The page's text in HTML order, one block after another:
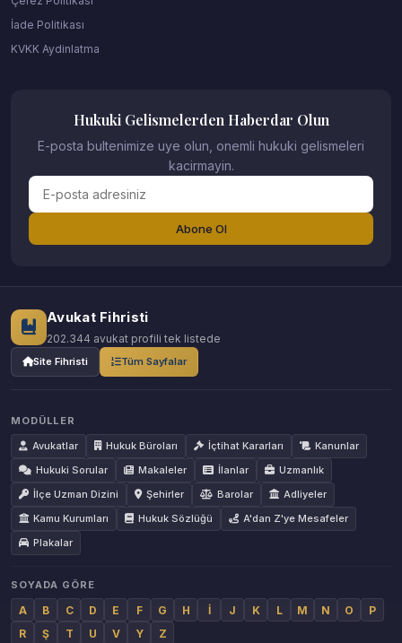
İade Politikası
KVKK Aydinlatma
Hukuki Gelismelerden Haberdar Olun
E-posta bultenimize uye olun, onemli hukuki gelismeleri
kacirmayin.
Abone Ol
Avukat Fihristi
202.344 avukat profili tek listede
Site Fihristi Tüm Sayfalar
MODÜLLER
Avukatlar
Hukuk Büroları İçtihat Kararları
Kanunlar
Hukuki Sorular
Makaleler İlanlar
Uzmanlık
İlçe Uzman Dizini
Şehirler Barolar
Adliyeler
Kamu Kurumları
Hukuk Sözlüğü
A'dan Z'ye Mesafeler
Plakalar
SOYADA GÖRE
A B C D E F G H İ J K L M N O
P
R
Ş T U V Y Z